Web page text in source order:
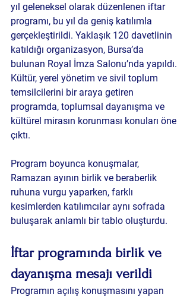
yıl geleneksel olarak düzenlenen iftar
programı, bu yıl da geniş katılımla
gerçekleştirildi. Yaklaşık 120 davetlinin
katıldığı organizasyon, Bursa’da
bulunan Royal İmza Salonu’nda yapıldı.
Kültür, yerel yönetim ve sivil toplum
temsilcilerini bir araya getiren
programda, toplumsal dayanışma ve
kültürel mirasın korunması konuları öne
çıktı.
Program boyunca konuşmalar,
Ramazan ayının birlik ve beraberlik
ruhuna vurgu yaparken, farklı
kesimlerden katılımcılar aynı sofrada
buluşarak anlamlı bir tablo oluşturdu.
İftar programında birlik ve
dayanışma mesajı verildi
Programın açılış konuşmasını yapan